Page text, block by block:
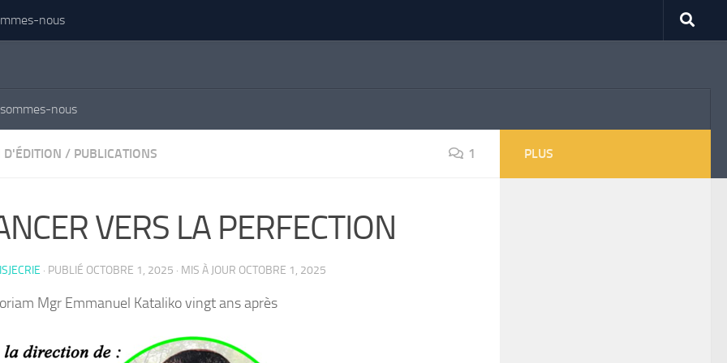
nous
nous
/ PUBLICATIONS 1
VERS LA PERFECTION
· PUBLIÉ OCTOBRE 1, 2025 · MIS À JOUR OCTOBRE 1, 2025
Mgr Emmanuel Kataliko vingt ans après
PLUS